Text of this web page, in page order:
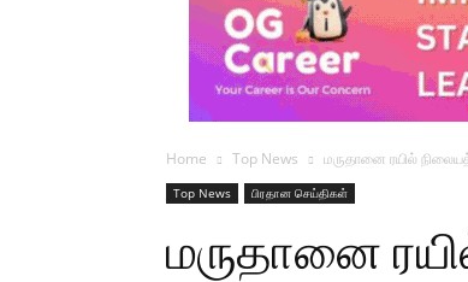
Home Top News மருதானை ரயில்
Top News பிரதான செய்திகள்
மருதானை